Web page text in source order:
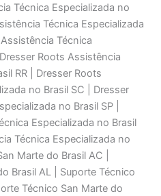
Técnica Especializada no
Técnica Especializada
Técnica
Roots Assistência
RR | Dresser Roots
no Brasil SC | Dresser
no Brasil SP |
Especializada no Brasil
Técnica Especializada no
Marte do Brasil AC |
Brasil AL | Suporte Técnico
Técnico San Marte do